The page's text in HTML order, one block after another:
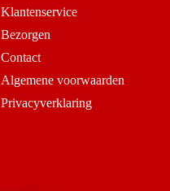
Klantenservice
Bezorgen
Contact
Algemene voorwaarden
Privacyverklaring